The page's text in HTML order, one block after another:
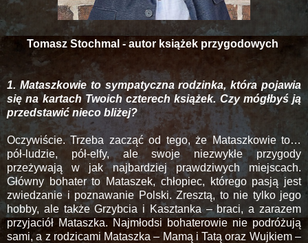
Tomasz Stochmal - autor książek przygodowych
1. Mataszkowie to sympatyczna rodzinka, która pojawia
się na kartach Twoich czterech książek. Czy mógłbyś ją
przedstawić nieco bliżej?
Oczywiście. Trzeba zacząć od tego, że Mataszkowie to…
pół-ludzie, pół-elfy, ale swoje niezwykłe przygody
przeżywają w jak najbardziej prawdziwych miejscach.
Główny bohater to Mataszek, chłopiec, którego pasją jest
zwiedzanie i poznawanie Polski. Zresztą, to nie tylko jego
hobby, ale także Grzybcia i Kasztanka – braci, a zarazem
przyjaciół Mataszka. Najmłodsi bohaterowie nie podróżują
sami, a z rodzicami Mataszka – Mamą i Tatą oraz Wujkiem –